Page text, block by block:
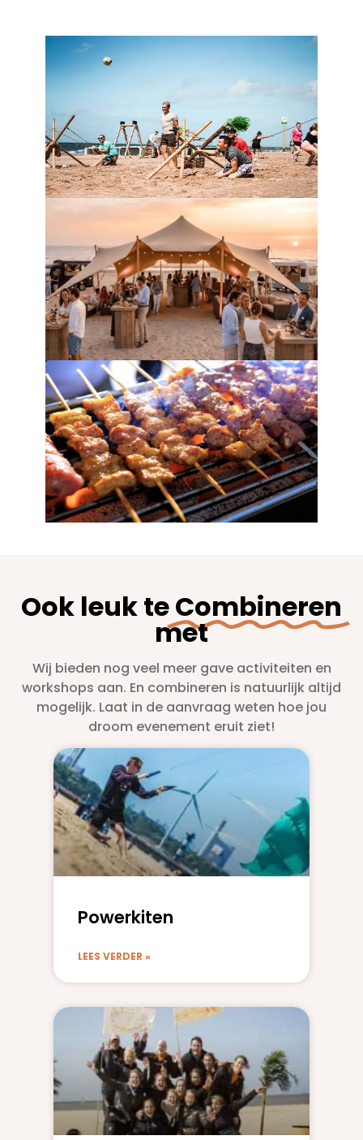
Ook leuk teCombineren
met
Wij bieden nog veel meer gave activiteiten en
workshops aan. En combineren is natuurlijk altijd
mogelijk. Laat in de aanvraag weten hoe jou
droom evenement eruit ziet!
Powerkiten
LEES VERDER »